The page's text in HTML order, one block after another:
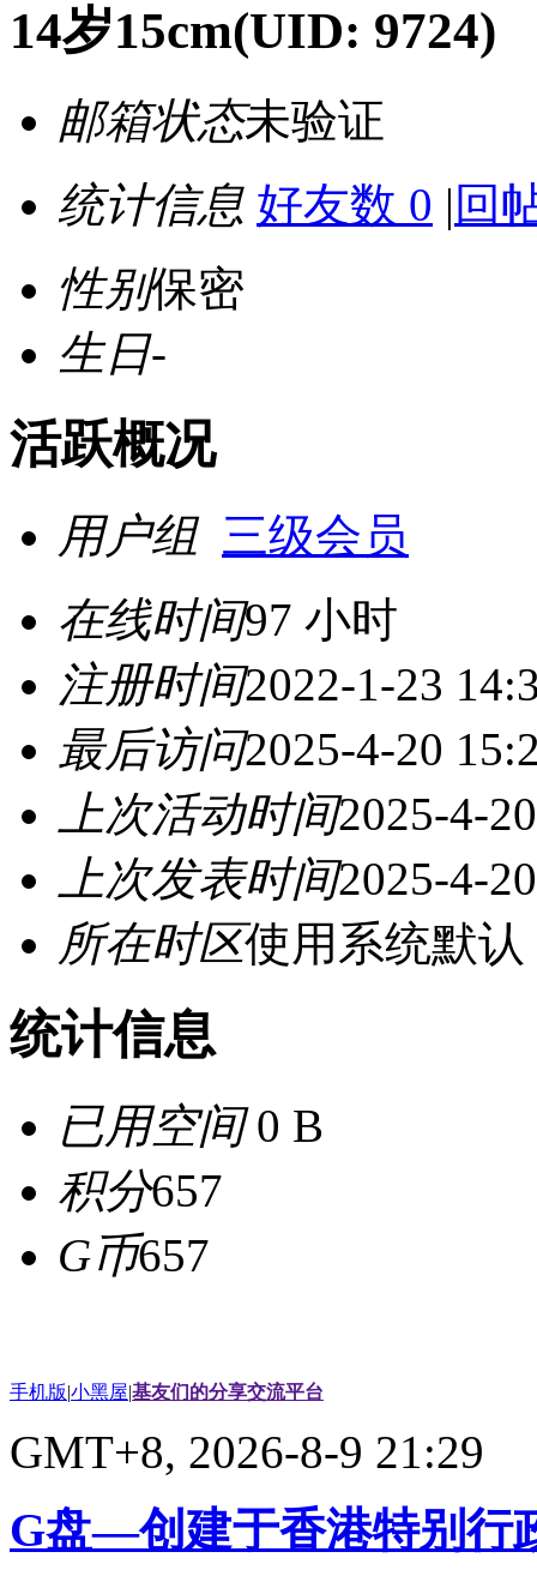
14岁15cm(UID: 9724)
邮箱状态未验证
统计信息 好友数 0 | 回
性别保密
生日-
活跃概况
用户组 三级会员
在线时间97 小时
注册时间2022-1-23
最后访问2025-4-20
上次活动时间2025-4-
上次发表时间2025-4-
所在时区使用系统默认
统计信息
已用空间0 B
积分657
G币657
手机版|小黑屋|基友们的分享交流平台
GMT+8, 2026-8-9 21:29
G盘—创建于香港特别行